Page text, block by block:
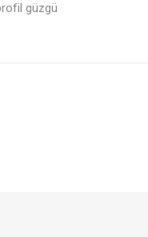
güzgü